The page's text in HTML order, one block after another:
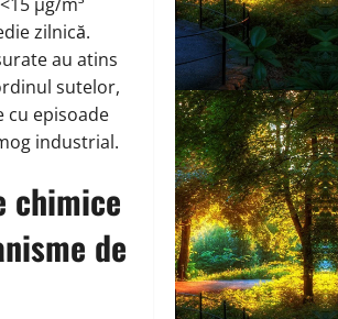
zilnică.
au atins
sutelor,
cu episoade
industrial.
chimice
de